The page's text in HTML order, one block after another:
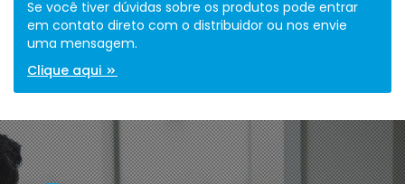
Se você tiver dúvidas sobre os produtos pode entrar
em contato direto com o distribuidor ou nos envie
uma mensagem.
Clique aqui